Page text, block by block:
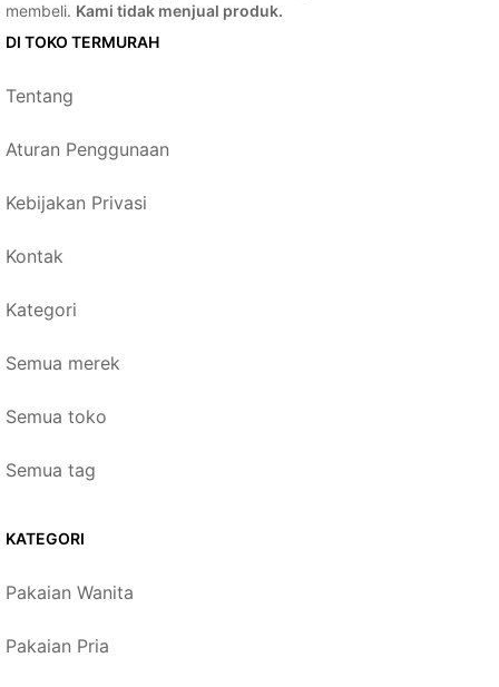
membeli. Kami tidak menjual produk.
DI TOKO TERMURAH
Tentang
Aturan Penggunaan
Kebijakan Privasi
Kontak
Kategori
Semua merek
Semua toko
Semua tag
KATEGORI
Pakaian Wanita
Pakaian Pria